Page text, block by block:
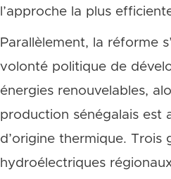
l’approche la plus
Parallèlement, la réforme
volonté politique de
énergies renouvelables,
production sénégalais est
d’origine thermique. Trois
hydroélectriques